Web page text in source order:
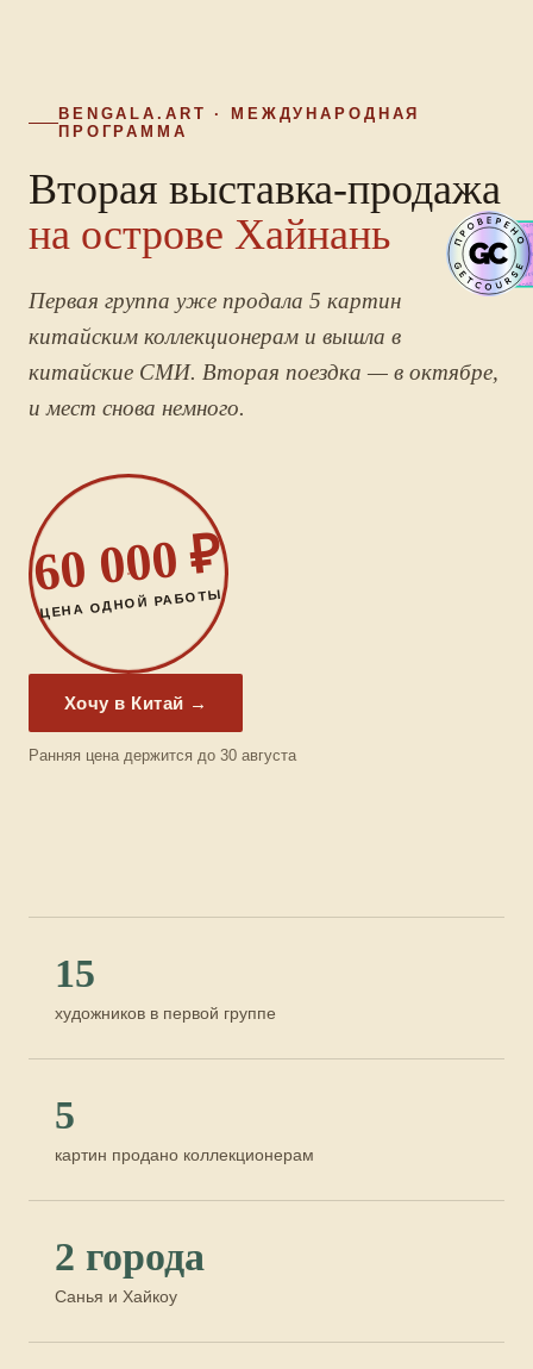
BENGALA.ART · МЕЖДУНАРОДНАЯ
ПРОГРАММА
Вторая выставка-продажа
на острове Хайнань
Первая группа уже продала 5 картин
китайским коллекционерам и вышла в
китайские СМИ. Вторая поездка — в октябре,
и мест снова немного.
60 000 ₽
ЦЕНА ОДНОЙ РАБОТЫ
Хочу в Китай →
Ранняя цена держится до 30 августа
15
художников в первой группе
5
картин продано коллекционерам
2 города
Санья и Хайкоу